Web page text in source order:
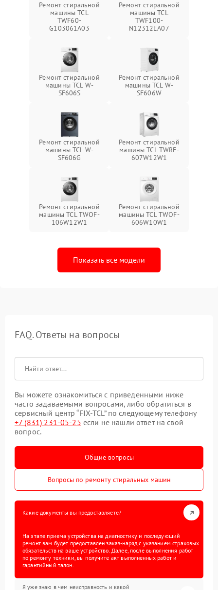
Ремонт стиральной
машины TCL
TWF60-
G103061A03
Ремонт стиральной
машины TCL
TWF100-
N12312EA07
Ремонт стиральной
машины TCL W-
SF606S
Ремонт стиральной
машины TCL W-
SF606W
Ремонт стиральной
машины TCL W-
SF606G
Ремонт стиральной
машины TCL TWRF-
607W12W1
Ремонт стиральной
машины TCL TWOF-
106W12W1
Ремонт стиральной
машины TCL TWOF-
606W10W1
Показать все модели
FAQ. Ответы на вопросы
Вы можете ознакомиться с приведенными ниже
часто задаваемыми вопросами, либо обратиться в
сервисный центр “FIX-TCL” по следующему телефону
+7 (831) 231-05-25 если не нашли ответ на свой
вопрос.
Общие вопросы
Вопросы по ремонту стиральных машин
Какие документы вы предоставляете?
На этапе приема устройства на диагностику и последующий
ремонт вам будет предоставлен заказ-наряд с указанием страховых
обязательств на ваше устройство. Далее, после выполнения работ
по ремонту техники, вы получите акт выполненных работ и
гарантийный талон.
Я уже знаю в чем неисправность и какой